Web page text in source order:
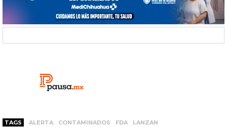
TAGS ALERTA CONTAMINADOS FDA
LANZAN